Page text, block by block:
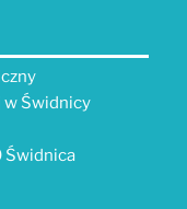
w Świdnicy
Świdnica